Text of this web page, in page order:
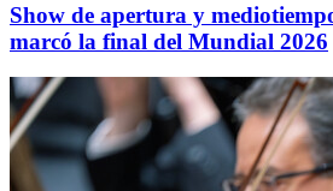
Show de apertura y
marcó la final del Mundial 2026